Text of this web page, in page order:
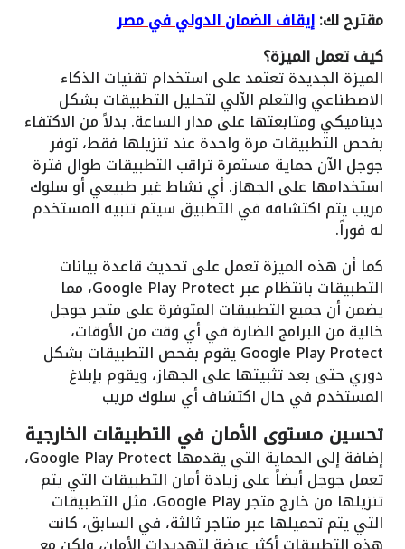
مقترح لك:إيقاف الضمان الدولي في مصر
كيف تعمل الميزة؟
الميزة الجديدة تعتمد على استخدام تقنيات الذكاء
الاصطناعي والتعلم الآلي لتحليل التطبيقات بشكل
ديناميكي ومتابعتها على مدار الساعة. بدلاً من الاكتفاء
بفحص التطبيقات مرة واحدة عند تنزيلها فقط، توفر
جوجل الآن حماية مستمرة تراقب التطبيقات طوال فترة
استخدامها على الجهاز. أي نشاط غير طبيعي أو سلوك
مريب يتم اكتشافه في التطبيق سيتم تنبيه المستخدم
له فوراً.
كما أن هذه الميزة تعمل على تحديث قاعدة بيانات
التطبيقات بانتظام عبر Google Play Protect، مما
يضمن أن جميع التطبيقات المتوفرة على متجر جوجل
خالية من البرامج الضارة في أي وقت من الأوقات،
Google Play Protect يقوم بفحص التطبيقات بشكل
دوري حتى بعد تثبيتها على الجهاز، ويقوم بإبلاغ
المستخدم في حال اكتشاف أي سلوك مريب
تحسين مستوى الأمان في التطبيقات الخارجية
إضافة إلى الحماية التي يقدمها Google Play Protect،
تعمل جوجل أيضاً على زيادة أمان التطبيقات التي يتم
تنزيلها من خارج متجر Google Play، مثل التطبيقات
التي يتم تحميلها عبر متاجر ثالثة، في السابق، كانت